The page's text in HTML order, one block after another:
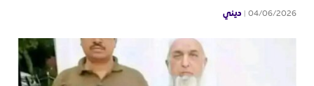
04/06/2026 ديني